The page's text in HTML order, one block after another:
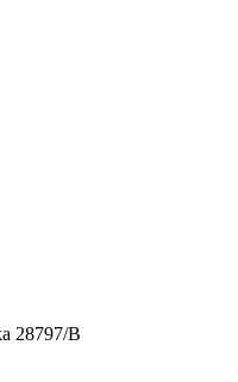
28797/B